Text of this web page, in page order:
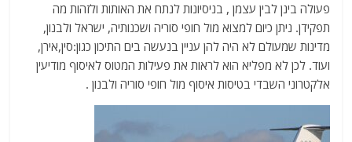
פעולה בינן לבין עצמן , בניסיונות לנתח את האותות ולזהות מה
תפקידן. ניתן כיום למצוא מול חופי סוריה ושכנותיה, ישראל ולבנון,
מדינות שמעולם לא היה להן עניין בנעשה בים התיכון כגון:סין,אירן,
ועוד. לכן לא מפליא הוא לראות את פעילות המטוס לאיסוף מודיעין
אלקטרוני השבדי בטיסות איסוף מול חופי סוריה ולבנון .